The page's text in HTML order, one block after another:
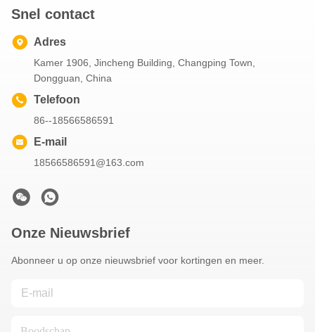
Snel contact
Adres
Kamer 1906, Jincheng Building, Changping Town,
Dongguan, China
Telefoon
86--18566586591
E-mail
18566586591@163.com
Onze Nieuwsbrief
Abonneer u op onze nieuwsbrief voor kortingen en meer.